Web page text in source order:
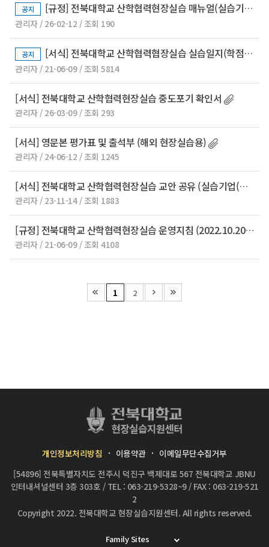
공지 [규정] 전북대학교 산학협력현장실습 매뉴얼(실습기업(관)용) (2026.04. 제작)
관리자 / 26-02-12 / 조회 190
공지 [서식] 전북대학교 산학협력협장실습 실습일지(학점인정 제반 서류) (2025.09. 제작)
관리자 / 21-06-09 / 조회 5814
[서식] 전북대학교 산학협력현장실습 중도포기 확인서
관리자 / 26-03-09 / 조회 293
[서식] 영문본 평가표 및 출석부 (해외 현장실습용)
관리자 / 24-06-12 / 조회 1245
[서식] 전북대학교 산학협력현장실습 교안 공유 (실습기업(관)용)
관리자 / 23-11-14 / 조회 1883
[규정] 전북대학교 산학협력현장실습 운영지침 (2022.10.20.)
관리자 / 21-06-09 / 조회 4108
1 2
개인정보처리방침 이용약관
이메일무단수집거부
[54896] 전북특별자치도 전주시 덕진구 백제대로 567 전북대학교 JBNU
인터내셔널센터 3층 303호 / TEL : 063-219-5328~9/ FAX : 063-219-521
2
Copyright 2022. 전북대학교 현장실습지원센터. All rights reserved.
Family Sites